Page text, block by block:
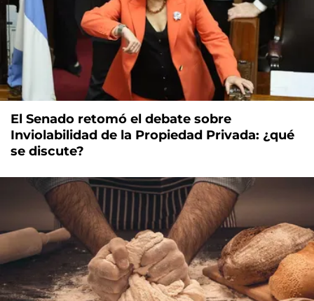
El Senado retomó el debate sobre
Inviolabilidad de la Propiedad Privada: ¿qué
se discute?